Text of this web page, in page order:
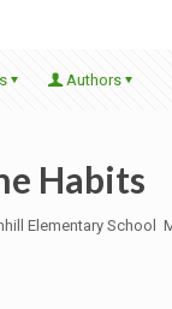
Authors
Habits
Elementary School